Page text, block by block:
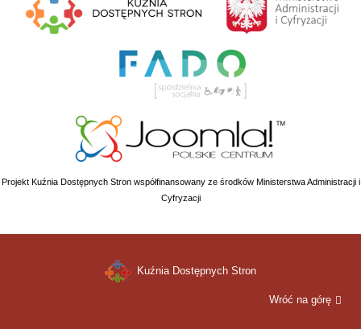
Projekt Kuźnia Dostępnych Stron współfinansowany ze środków Ministerstwa Administracji i
Cyfryzacji
Kuźnia Dostępnych Stron
Wróć na górę